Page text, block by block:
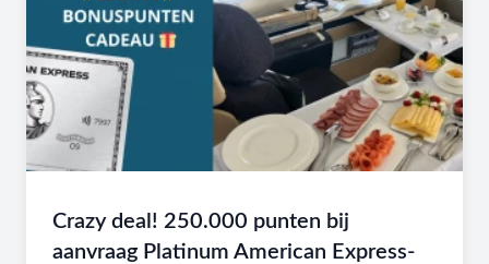
Crazy deal! 250.000 punten bij
aanvraag Platinum American Express-